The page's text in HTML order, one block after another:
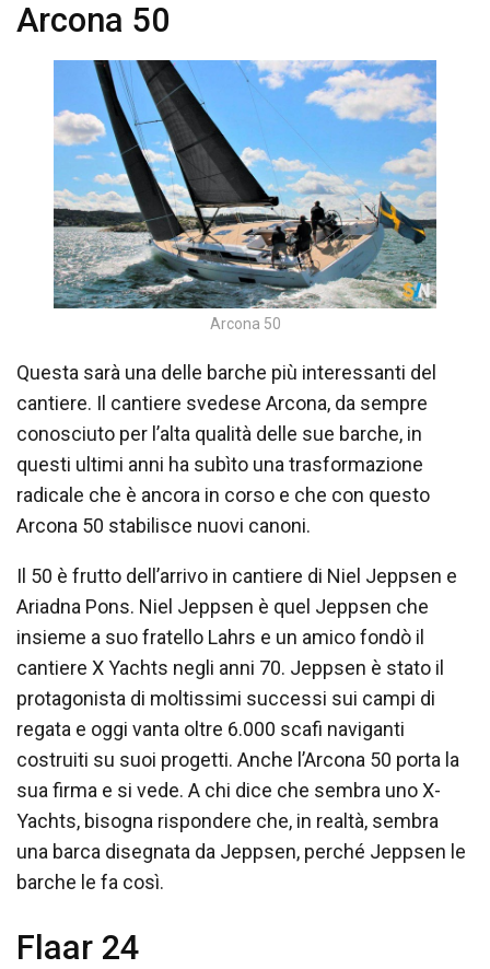
Arcona 50
Arcona 50
Questa sarà una delle barche più interessanti del
cantiere. Il cantiere svedese Arcona, da sempre
conosciuto per l’alta qualità delle sue barche, in
questi ultimi anni ha subìto una trasformazione
radicale che è ancora in corso e che con questo
Arcona 50 stabilisce nuovi canoni.
Il 50 è frutto dell’arrivo in cantiere di Niel Jeppsen e
Ariadna Pons. Niel Jeppsen è quel Jeppsen che
insieme a suo fratello Lahrs e un amico fondò il
cantiere X Yachts negli anni 70. Jeppsen è stato il
protagonista di moltissimi successi sui campi di
regata e oggi vanta oltre 6.000 scafi naviganti
costruiti su suoi progetti. Anche l’Arcona 50 porta la
sua firma e si vede. A chi dice che sembra uno X-
Yachts, bisogna rispondere che, in realtà, sembra
una barca disegnata da Jeppsen, perché Jeppsen le
barche le fa così.
Flaar 24